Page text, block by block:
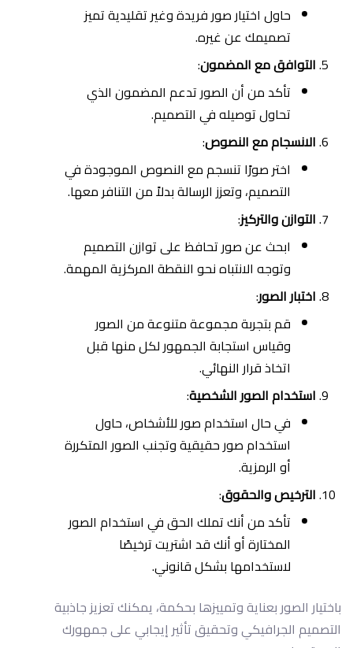
حاول اختيار صور فريدة وغير تقليدية تميز
تصميمك عن غيره.
التوافق مع المضمون:
تأكد من أن الصور تدعم المضمون الذي
تحاول توصيله في التصميم.
الانسجام مع النصوص:
اختر صورًا تنسجم مع النصوص الموجودة في
التصميم، وتعزز الرسالة بدلاً من التنافر معها.
التوازن والتركيز:
ابحث عن صور تحافظ على توازن التصميم
وتوجه الانتباه نحو النقطة المركزية المهمة.
اختبار الصور:
قم بتجربة مجموعة متنوعة من الصور
وقياس استجابة الجمهور لكل منها قبل
اتخاذ قرار النهائي.
استخدام الصور الشخصية:
في حال استخدام صور للأشخاص، حاول
استخدام صور حقيقية وتجنب الصور المتكررة
أو الرمزية.
الترخيص والحقوق:
تأكد من أنك تملك الحق في استخدام الصور
المختارة أو أنك قد اشتريت ترخيصًا
لاستخدامها بشكل قانوني.
باختيار الصور بعناية وتمييزها بحكمة، يمكنك تعزيز جاذبية
التصميم الجرافيكي وتحقيق تأثير إيجابي على جمهورك